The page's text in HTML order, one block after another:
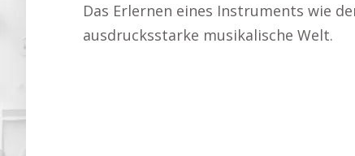
Das Erlernen eines Instruments wie
ausdrucksstarke musikalische Welt.